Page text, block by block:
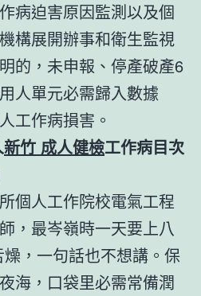
病迫害原因監測以及個
構展開辦事和衛生監視
的，未申報、停產破產6
人單元必需歸入數據
工作病損害。
新竹 成人健檢工作病目次
個人工作院校電氣工程
，最岑嶺時一天要上八
，一句話也不想講。保
海，口袋里必需常備潤